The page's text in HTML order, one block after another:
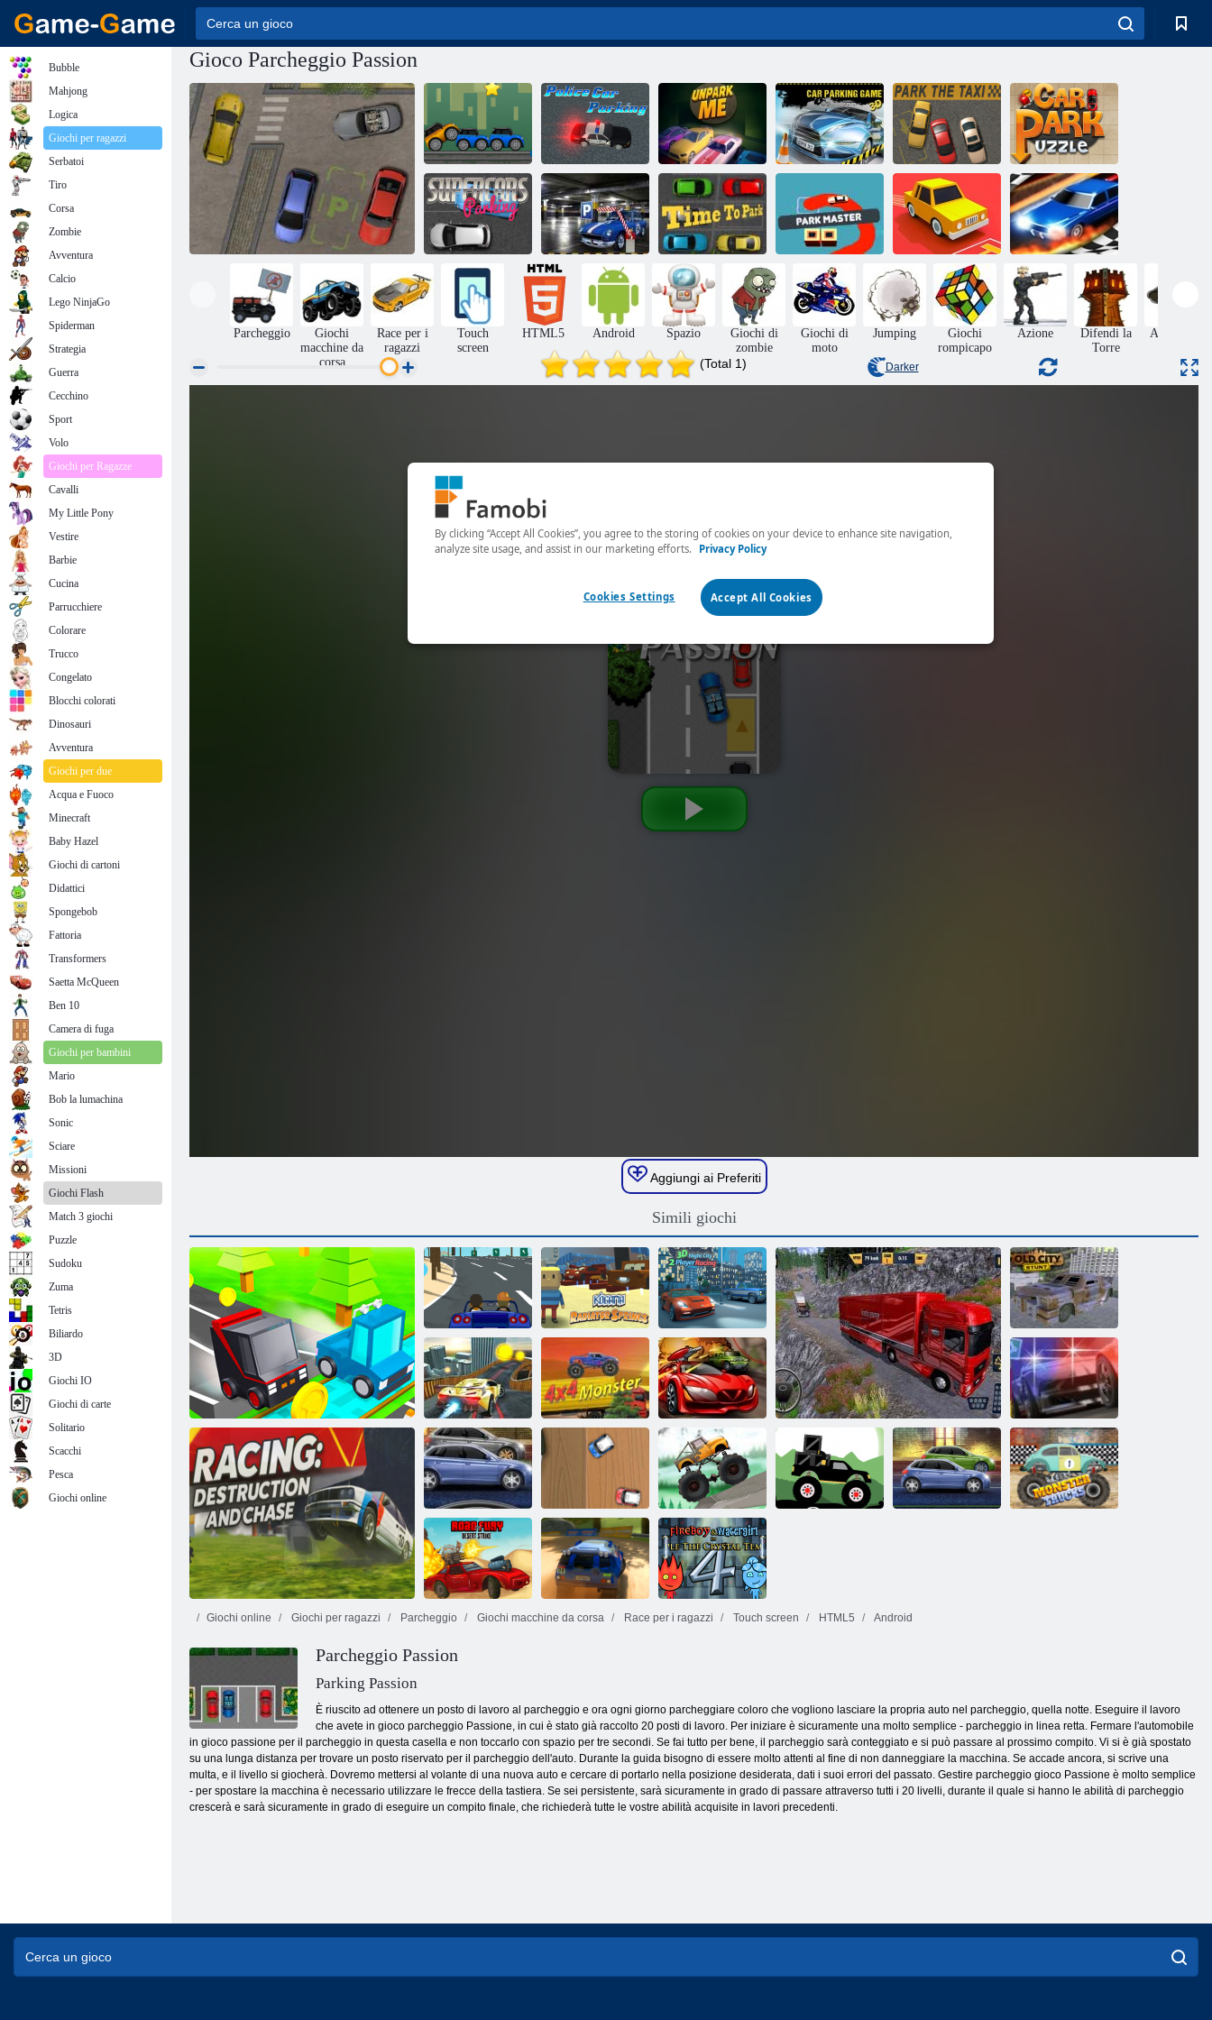
Gioco Parcheggio Passion
Parcheggio
pazzo
Parcheggio della
polizia
Sformarmi
Kit di
parcheggio auto
Parcheggiare il
taxi
Puzzle del
parcheggio
Parcheggio
Supercars
Parcheggio
anticipato
Tempo di
parcheggiare
Disegna Park Drag Race 3D
Parcheggio
Giochi
macchine da
corsa
Race per i
ragazzi
Touch
screen
HTML5 Android Spazio
Giochi di
zombie
Giochi di
moto
Jumping
Giochi
rompicapo
Azione
Difendi la
Torre
Adventura
(Total 1) Darker
Aggiungi ai Preferiti
Simili giochi
Blocco racer
Delinquente
Kogama:
Sorgenti del
radiatore
3d Night City 2
Player Racing
Stunt della città
vecchia
Due acrobazie 4x4 mostro
Corse: distruzione e inseguimento
Spy auto
Polizia: Via
Pursuit
Razza di strada
furia
Mini corsa di
gara
Prove di camion
Furia Desert
Fireboy and
Giochi online Giochi per ragazzi Parcheggio Giochi macchine da corsa Race per i ragazzi Touch screen HTML5 Android
Parcheggio Passion
Parking Passion
È riuscito ad ottenere un posto di lavoro al parcheggio e ora ogni giorno parcheggiare coloro che vogliono lasciare la propria auto nel parcheggio, quella notte. Eseguire il lavoro
che avete in gioco parcheggio Passione, in cui è stato già raccolto 20 posti di lavoro. Per iniziare è sicuramente una molto semplice - parcheggio in linea retta. Fermare l'automobile
in gioco passione per il parcheggio in questa casella e non toccarlo con spazio per tre secondi. Se fai tutto per bene, il parcheggio sarà conteggiato e si può passare al prossimo compito. Vi si è già spostato
su una lunga distanza per trovare un posto riservato per il parcheggio dell'auto. Durante la guida bisogno di essere molto attenti al fine di non danneggiare la macchina. Se accade ancora, si scrive una
multa, e il livello si giocherà. Dovremo mettersi al volante di una nuova auto e cercare di portarlo nella posizione desiderata, dati i suoi errori del passato. Gestire parcheggio gioco Passione è molto semplice
- per spostare la macchina è necessario utilizzare le frecce della tastiera. Se sei persistente, sarà sicuramente in grado di passare attraverso tutti i 20 livelli, durante il quale si hanno le abilità di parcheggio
crescerà e sarà sicuramente in grado di eseguire un compito finale, che richiederà tutte le vostre abilità acquisite in lavori precedenti.
Bubble
Mahjong
Logica
Giochi per ragazzi
Serbatoi
Tiro
Corsa
Zombie
Avventura
Calcio
Lego NinjaGo
Spiderman
Strategia
Guerra
Cecchino
Sport
Volo
Giochi per Ragazze
Cavalli
My Little Pony
Vestire
Barbie
Cucina
Parrucchiere
Colorare
Trucco
Congelato
Blocchi colorati
Dinosauri
Avventura
Giochi per due
Acqua e Fuoco
Minecraft
Baby Hazel
Giochi di cartoni
Didattici
Spongebob
Fattoria
Transformers
Saetta McQueen
Ben 10
Camera di fuga
Giochi per bambini
Mario
Bob la lumachina
Sonic
Sciare
Missioni
Giochi Flash
Match 3 giochi
Puzzle
Sudoku
Zuma
Tetris
Biliardo
3D
Giochi IO
Giochi di carte
Solitario
Scacchi
Pesca
Giochi online